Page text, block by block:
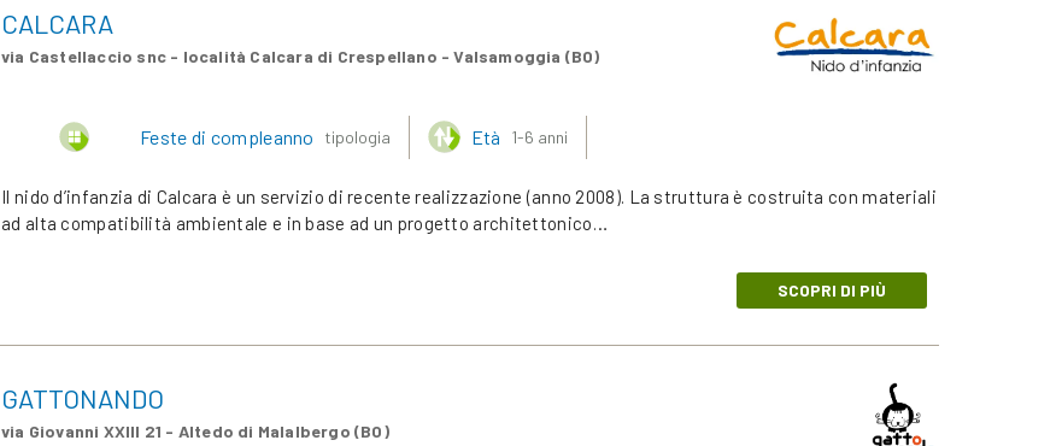
CALCARA
via Castellaccio snc - località Calcara di Crespellano - Valsamoggia (BO)
Feste di compleanno tipologia Età 1-6 anni
Il nido d’infanzia di Calcara è un servizio di recente realizzazione (anno 2008). La struttura è costruita con materiali
ad alta compatibilità ambientale e in base ad un progetto architettonico…
SCOPRI DI PIÙ
GATTONANDO
via Giovanni XXIII 21 - Altedo di Malalbergo (BO)